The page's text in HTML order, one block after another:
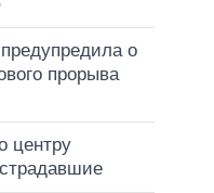
о
прорыва
центру